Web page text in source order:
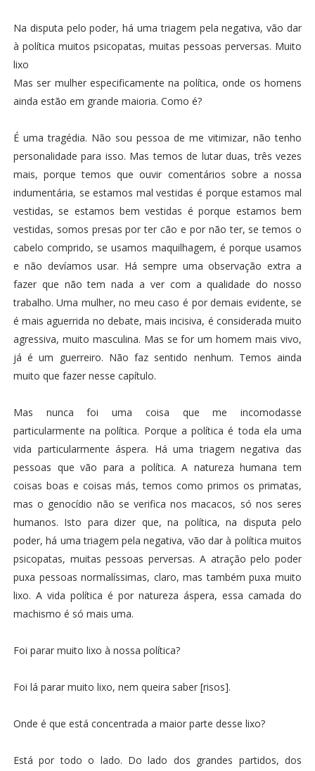
Na disputa pelo poder, há uma triagem pela negativa, vão dar
à política muitos psicopatas, muitas pessoas perversas. Muito
lixo
Mas ser mulher especificamente na política, onde os homens
ainda estão em grande maioria. Como é?
É uma tragédia. Não sou pessoa de me vitimizar, não tenho
personalidade para isso. Mas temos de lutar duas, três vezes
mais, porque temos que ouvir comentários sobre a nossa
indumentária, se estamos mal vestidas é porque estamos mal
vestidas, se estamos bem vestidas é porque estamos bem
vestidas, somos presas por ter cão e por não ter, se temos o
cabelo comprido, se usamos maquilhagem, é porque usamos
e não devíamos usar. Há sempre uma observação extra a
fazer que não tem nada a ver com a qualidade do nosso
trabalho. Uma mulher, no meu caso é por demais evidente, se
é mais aguerrida no debate, mais incisiva, é considerada muito
agressiva, muito masculina. Mas se for um homem mais vivo,
já é um guerreiro. Não faz sentido nenhum. Temos ainda
muito que fazer nesse capítulo.
Mas nunca foi uma coisa que me incomodasse
particularmente na política. Porque a política é toda ela uma
vida particularmente áspera. Há uma triagem negativa das
pessoas que vão para a política. A natureza humana tem
coisas boas e coisas más, temos como primos os primatas,
mas o genocídio não se verifica nos macacos, só nos seres
humanos. Isto para dizer que, na política, na disputa pelo
poder, há uma triagem pela negativa, vão dar à política muitos
psicopatas, muitas pessoas perversas. A atração pelo poder
puxa pessoas normalíssimas, claro, mas também puxa muito
lixo. A vida política é por natureza áspera, essa camada do
machismo é só mais uma.
Foi parar muito lixo à nossa política?
Foi lá parar muito lixo, nem queira saber [risos].
Onde é que está concentrada a maior parte desse lixo?
Está por todo o lado. Do lado dos grandes partidos, dos